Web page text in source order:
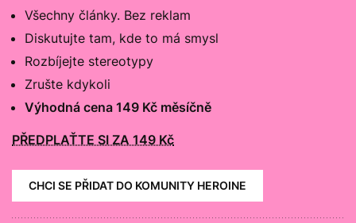
Všechny články. Bez reklam
Diskutujte tam, kde to má smysl
Rozbíjejte stereotypy
Zrušte kdykoli
Výhodná cena 149 Kč měsíčně
PŘEDPLAŤTE SI ZA 149 Kč
CHCI SE PŘIDAT DO KOMUNITY HEROINE